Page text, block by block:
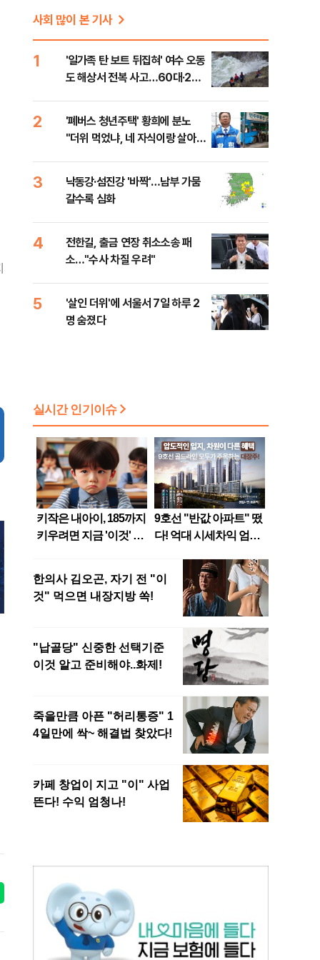
사회 많이 본 기사
1
'일가족 탄 보트 뒤집혀' 여수 오동
도 해상서 전복 사고…60대·20
2
'폐버스 청년주택' 황희에 분노
"더위 먹었냐, 네 자식이랑 살아
3
낙동강·섬진강 '바짝'…남부 가뭄
갈수록 심화
4
전한길, 출금 연장 취소소송 패
소…"수사 차질 우려"
5
'살인 더위'에 서울서 7일 하루 2
명 숨졌다